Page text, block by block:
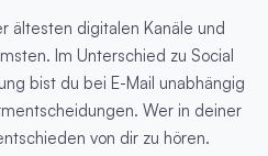
ältesten digitalen Kanäle und
Im Unterschied zu Social
bist du bei E-Mail unabhängig
Wer in deiner
von dir zu hören.